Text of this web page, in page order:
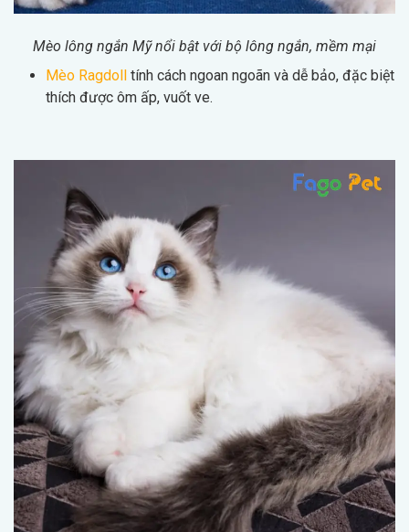
Mèo lông ngắn Mỹ nổi bật với bộ lông ngắn, mềm mại
Mèo Ragdoll tính cách ngoan ngoãn và dễ bảo, đặc biệt
thích được ôm ấp, vuốt ve.